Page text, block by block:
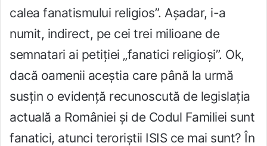
calea fanatismului religios”. Așadar, i-a
numit, indirect, pe cei trei milioane de
semnatari ai petiției „fanatici religioși”. Ok,
dacă oamenii aceștia care până la urmă
susțin o evidență recunoscută de legislația
actuală a României și de Codul Familiei sunt
fanatici, atunci teroriștii ISIS ce mai sunt? În